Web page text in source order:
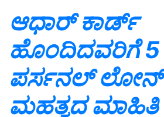
ಆಧಾರ್‌ ಕಾರ್ಡ್‌
ಹೊಂದಿದವರಿಗೆ 5
ಪರ್ಸನಲ್‌
ಮಹತ್ವದ ಮಾಹಿತಿ